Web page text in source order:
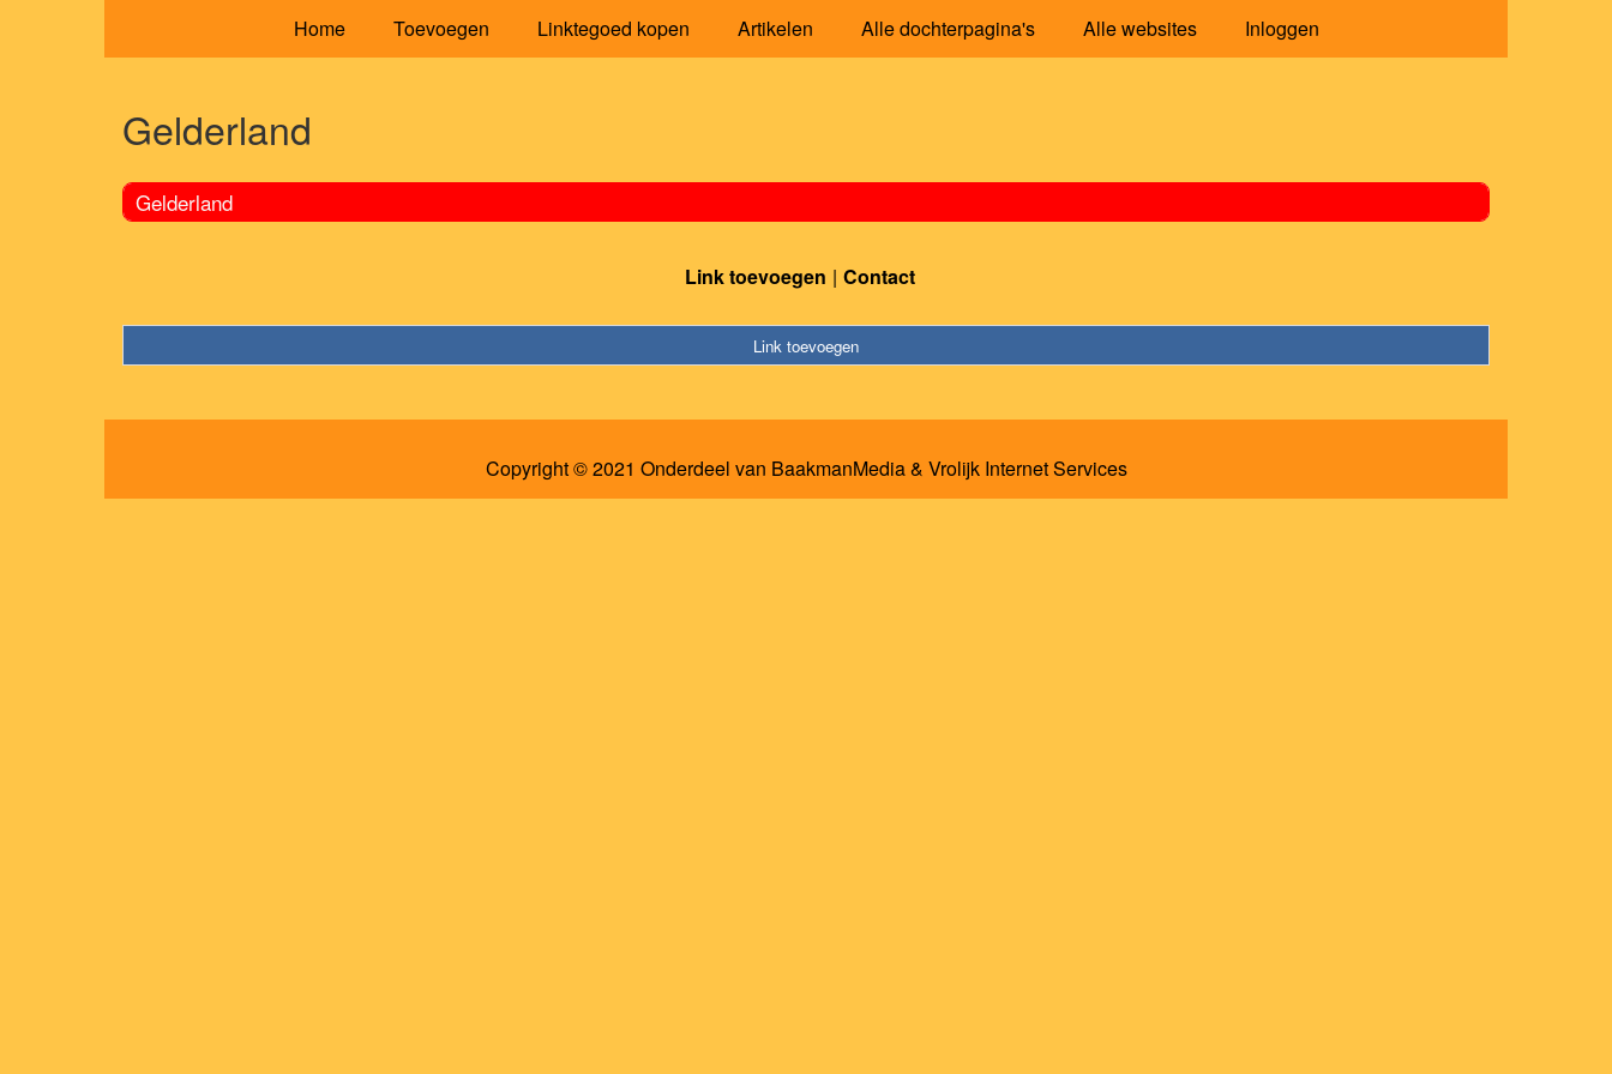
Home Toevoegen Linktegoed kopen Artikelen Alle dochterpagina's Alle websites Inloggen
Gelderland
Gelderland
Link toevoegen Contact
Link toevoegen
Copyright © 2021 Onderdeel van BaakmanMedia& Vrolijk Internet Services